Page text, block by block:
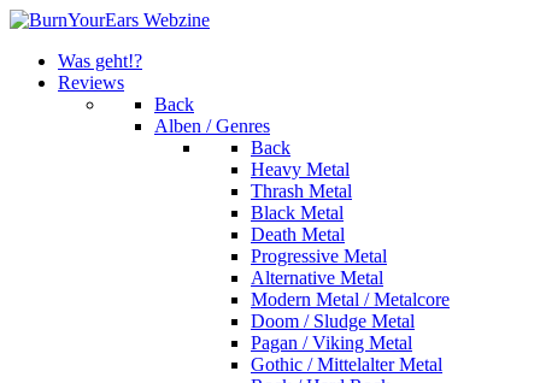
Was geht!?
Reviews
Back
Alben / Genres
Back
Heavy Metal
Thrash Metal
Black Metal
Death Metal
Progressive Metal
Alternative Metal
Modern Metal / Metalcore
Doom / Sludge Metal
Pagan / Viking Metal
Gothic / Mittelalter Metal